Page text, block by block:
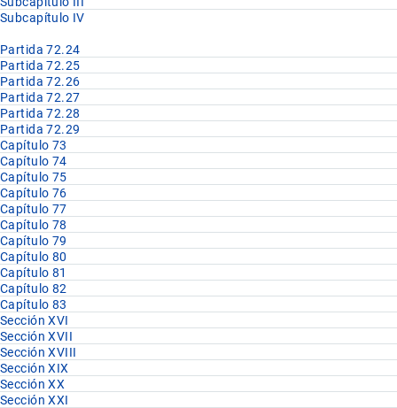
Subcapítulo IV
Partida 72.24
Partida 72.25
Partida 72.26
Partida 72.27
Partida 72.28
Partida 72.29
Capítulo 73
Capítulo 74
Capítulo 75
Capítulo 76
Capítulo 77
Capítulo 78
Capítulo 79
Capítulo 80
Capítulo 81
Capítulo 82
Capítulo 83
Sección XVI
Sección XVII
Sección XVIII
Sección XIX
Sección XX
Sección XXI